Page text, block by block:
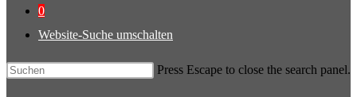
0
Website-Suche umschalten
Press Escape to close the search panel.